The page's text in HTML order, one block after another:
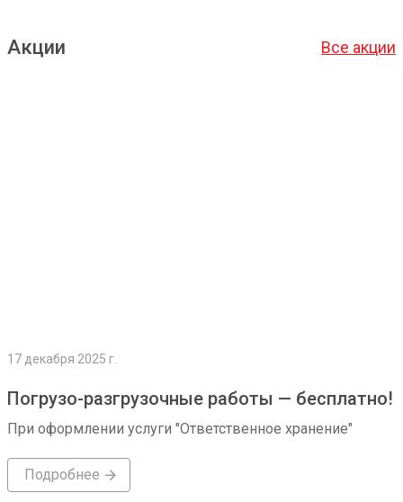
Акции Все акции
17 декабря 2025 г.
Погрузо-разгрузочные работы — бесплатно!
При оформлении услуги "Ответственное хранение"
Подробнее